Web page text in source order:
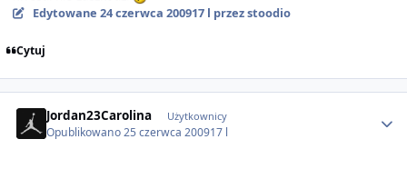
Edytowane 24 czerwca 200917 l przez stoodio
Cytuj
Jordan23Carolina Użytkownicy
Opublikowano25 czerwca 200917 l